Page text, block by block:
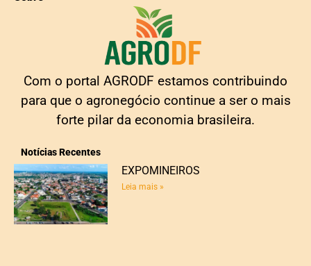
Com o portal AGRODF estamos contribuindo
para que o agronegócio continue a ser o mais
forte pilar da economia brasileira.
Notícias Recentes
EXPOMINEIROS
Leia mais »